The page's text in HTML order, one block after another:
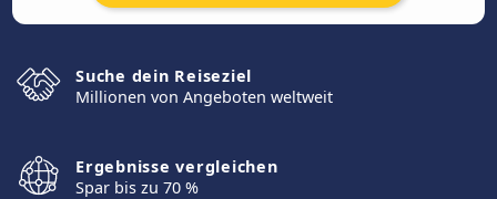
Suche dein Reiseziel
Millionen von Angeboten weltweit
Ergebnisse vergleichen
Spar bis zu 70 %